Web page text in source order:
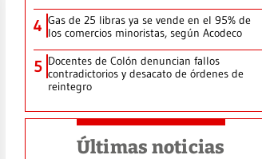
4 Gas de 25 libras ya se vende en el 95% de
los comercios minoristas, según Acodeco
5 Docentes de Colón denuncian fallos
contradictorios y desacato de órdenes de
reintegro
Últimas noticias